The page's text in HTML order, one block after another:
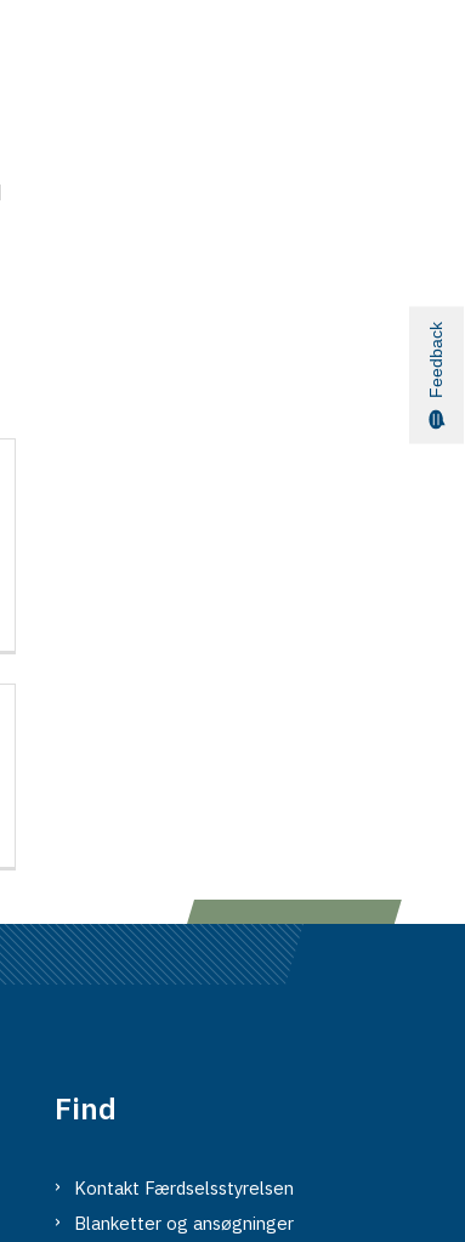
Find
Kontakt Færdselsstyrelsen
Blanketter og ansøgninger
Feedback